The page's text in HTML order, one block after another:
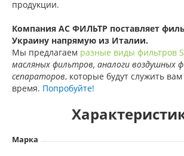
продукции.
Компания АС ФИЛЬТР поставляет
Украину напрямую из Италии.
Мы предлагаем разные виды фильтров
масляных фильтров, аналоги воздушных
сепараторов, которые будут служить
время. Попробуйте!
Марка